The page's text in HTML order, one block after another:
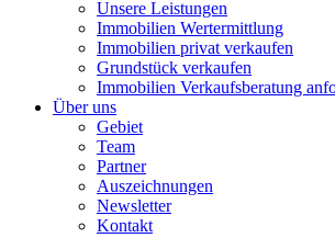
Unsere Leistungen
Immobilien Wertermittlung
Immobilien privat verkaufen
Grundstück verkaufen
Immobilien Verkaufsberatung
Über uns
Gebiet
Team
Partner
Auszeichnungen
Newsletter
Kontakt